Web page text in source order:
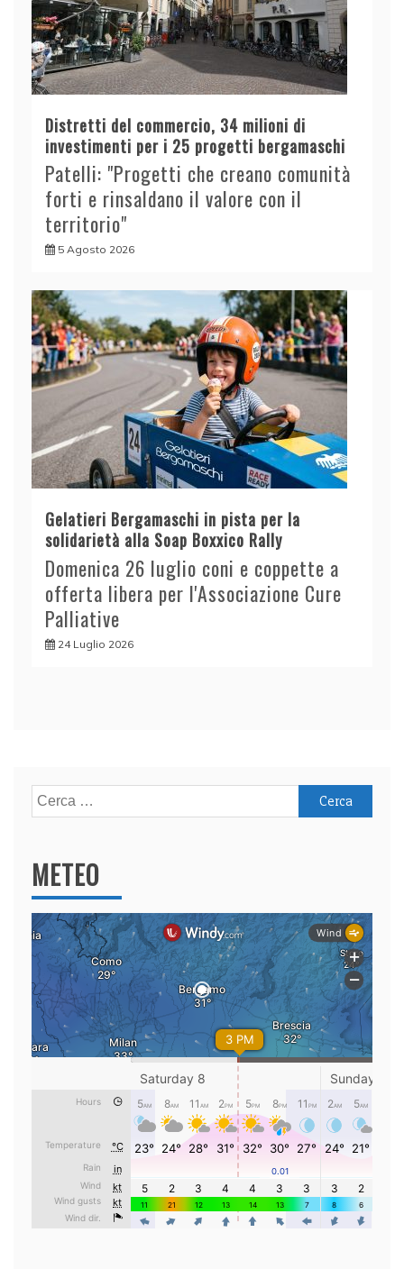
Distretti del commercio, 34 milioni di
investimenti per i 25 progetti bergamaschi
Patelli: "Progetti che creano comunità
forti e rinsaldano il valore con il
territorio"
5 Agosto 2026
Gelatieri Bergamaschi in pista per la
solidarietà alla Soap Boxxico Rally
Domenica 26 luglio coni e coppette a
offerta libera per l'Associazione Cure
Palliative
24 Luglio 2026
Ricerca
per:
METEO